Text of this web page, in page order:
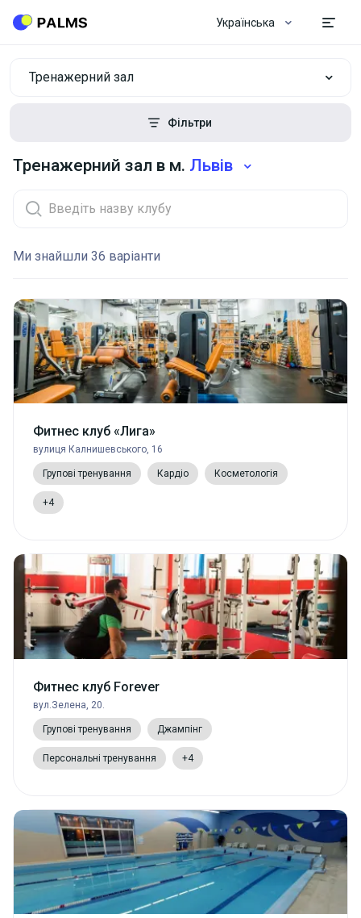
Українська
Тренажерний зал
Фільтри
Тренажерний зал в м. Львів
Ми знайшли 36 варіанти
Фитнес клуб «Лига»
вулиця Калнишевського, 16
Групові тренування Кардіо Косметологія
+4
Фитнес клуб Forever
вул.Зелена, 20.
Групові тренування Джампінг
Персональні тренування +4